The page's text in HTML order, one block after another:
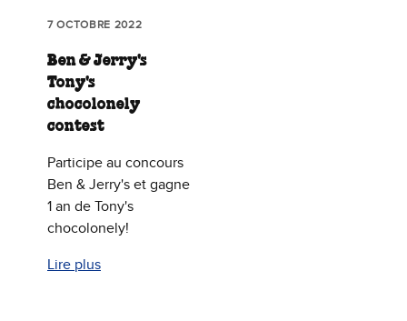
7 OCTOBRE 2022
Ben & Jerry's
Tony's
chocolonely
contest
Participe au concours
Ben & Jerry's et gagne
1 an de Tony's
chocolonely!
Lire plus